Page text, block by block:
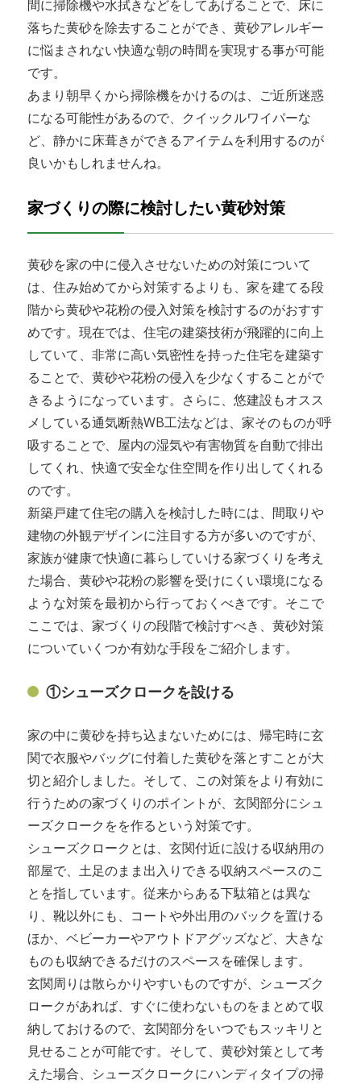
間に掃除機や水拭きなどをしてあげることで、床に
落ちた黄砂を除去することができ、黄砂アレルギー
に悩まされない快適な朝の時間を実現する事が可能
です。
あまり朝早くから掃除機をかけるのは、ご近所迷惑
になる可能性があるので、クイックルワイパーな
ど、静かに床葺きができるアイテムを利用するのが
良いかもしれませんね。
家づくりの際に検討したい黄砂対策
黄砂を家の中に侵入させないための対策について
は、住み始めてから対策するよりも、家を建てる段
階から黄砂や花粉の侵入対策を検討するのがおすす
めです。現在では、住宅の建築技術が飛躍的に向上
していて、非常に高い気密性を持った住宅を建築す
ることで、黄砂や花粉の侵入を少なくすることがで
きるようになっています。さらに、悠建設もオスス
メしている通気断熱WB工法などは、家そのものが呼
吸することで、屋内の湿気や有害物質を自動で排出
してくれ、快適で安全な住空間を作り出してくれる
のです。
新築戸建て住宅の購入を検討した時には、間取りや
建物の外観デザインに注目する方が多いのですが、
家族が健康で快適に暮らしていける家づくりを考え
た場合、黄砂や花粉の影響を受けにくい環境になる
ような対策を最初から行っておくべきです。そこで
ここでは、家づくりの段階で検討すべき、黄砂対策
についていくつか有効な手段をご紹介します。
①シューズクロークを設ける
家の中に黄砂を持ち込まないためには、帰宅時に玄
関で衣服やバッグに付着した黄砂を落とすことが大
切と紹介しました。そして、この対策をより有効に
行うための家づくりのポイントが、玄関部分にシュ
ーズクロークをを作るという対策です。
シューズクロークとは、玄関付近に設ける収納用の
部屋で、土足のまま出入りできる収納スペースのこ
とを指しています。従来からある下駄箱とは異な
り、靴以外にも、コートや外出用のバックを置ける
ほか、ベビーカーやアウトドアグッズなど、大きな
ものも収納できるだけのスペースを確保します。
玄関周りは散らかりやすいものですが、シューズク
ロークがあれば、すぐに使わないものをまとめて収
納しておけるので、玄関部分をいつでもスッキリと
見せることが可能です。そして、黄砂対策として考
えた場合、シューズクロークにハンディタイプの掃